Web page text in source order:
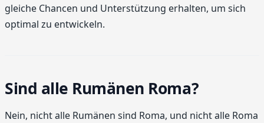
gleiche Chancen und Unterstützung erhalten, um sich
optimal zu entwickeln.
Sind alle Rumänen Roma?
Nein, nicht alle Rumänen sind Roma, und nicht alle Roma